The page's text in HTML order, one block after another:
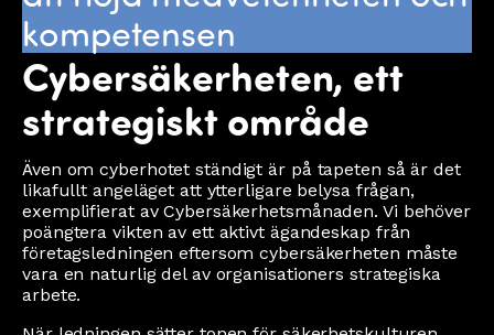
kompetensen
Cybersäkerheten, ett
strategiskt område
Även om cyberhotet ständigt är på tapeten så är det
likafullt angeläget att ytterligare belysa frågan,
exemplifierat av Cybersäkerhetsmånaden. Vi behöver
poängtera vikten av ett aktivt ägandeskap från
företagsledningen eftersom cybersäkerheten måste
vara en naturlig del av organisationers strategiska
arbete.